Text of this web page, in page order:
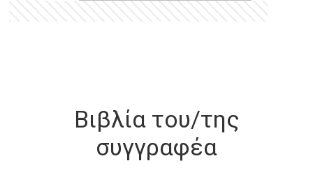
Βιβλία του/της
συγγραφέα